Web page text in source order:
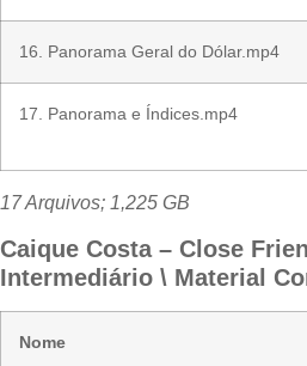
16. Panorama Geral do Dólar.mp4
17. Panorama e Índices.mp4
17 Arquivos; 1,225 GB
Caique Costa – Close
Intermediário \ Material
Nome